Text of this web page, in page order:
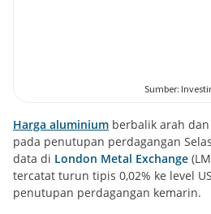
Harga aluminium berbalik arah
pada penutupan perdagangan
data di London Metal Exchange
tercatat turun tipis 0,02% ke level
penutupan perdagangan kemarin.